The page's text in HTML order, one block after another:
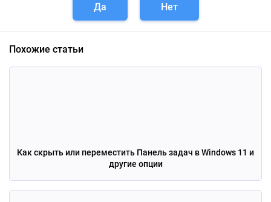
Да Нет
Похожие статьи
Как скрыть или переместить Панель задач в Windows 11 и
другие опции